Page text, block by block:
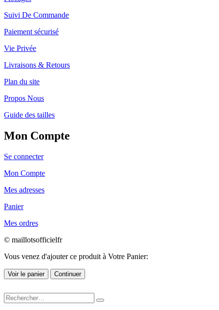
Suivi De Commande
Paiement sécurisé
Vie Privée
Livraisons & Retours
Plan du site
Propos Nous
Guide des tailles
Mon Compte
Se connecter
Mon Compte
Mes adresses
Panier
Mes ordres
© maillotsofficielfr
Vous venez d'ajouter ce produit à Votre Panier:
Voir le panier Continuer